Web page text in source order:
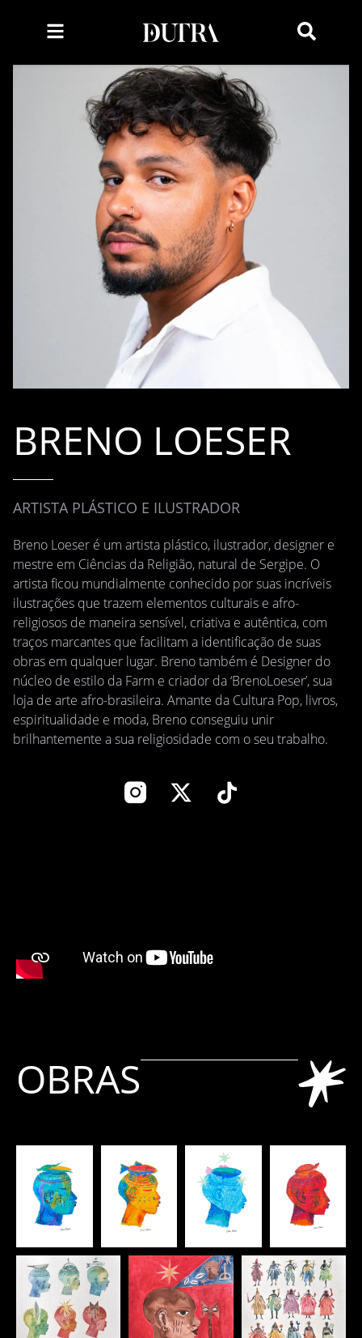
BRENO LOESER
ARTISTA PLÁSTICO E ILUSTRADOR
Breno Loeser é um artista plástico, ilustrador, designer e
mestre em Ciências da Religião, natural de Sergipe. O
artista ficou mundialmente conhecido por suas incríveis
ilustrações que trazem elementos culturais e afro-
religiosos de maneira sensível, criativa e autêntica, com
traços marcantes que facilitam a identificação de suas
obras em qualquer lugar. Breno também é Designer do
núcleo de estilo da Farm e criador da ‘BrenoLoeser’, sua
loja de arte afro-brasileira. Amante da Cultura Pop, livros,
espiritualidade e moda, Breno conseguiu unir
brilhantemente a sua religiosidade com o seu trabalho.
OBRAS